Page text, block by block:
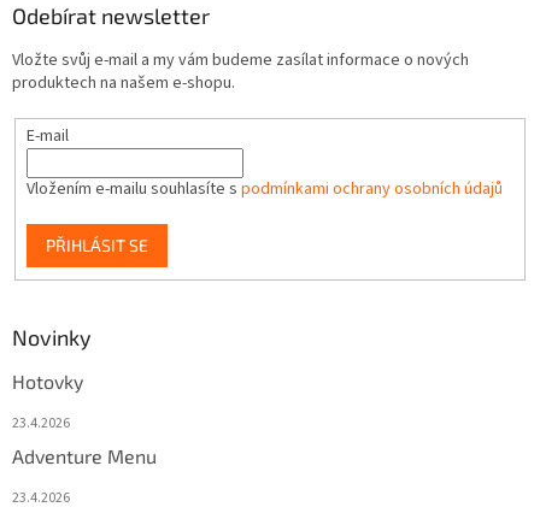
Odebírat newsletter
Vložte svůj e-mail a my vám budeme zasílat informace o nových
produktech na našem e-shopu.
E-mail
Vložením e-mailu souhlasíte s podmínkami ochrany osobních údajů
PŘIHLÁSIT SE
Novinky
Hotovky
23.4.2026
Adventure Menu
23.4.2026